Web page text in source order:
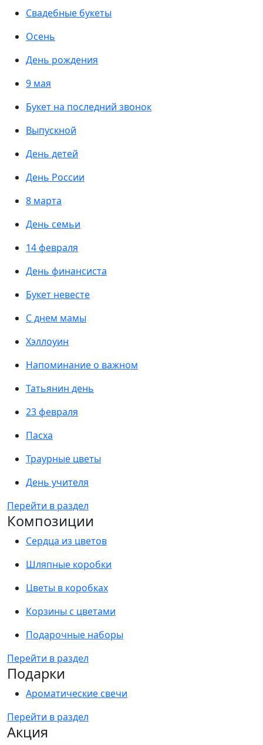
Свадебные букеты
Осень
День рождения
9 мая
Букет на последний звонок
Выпускной
День детей
День России
8 марта
День семьи
14 февраля
День финансиста
Букет невесте
С днем мамы
Хэллоуин
Напоминание о важном
Татьянин день
23 февраля
Пасха
Траурные цветы
День учителя
Перейти в раздел
Композиции
Сердца из цветов
Шляпные коробки
Цветы в коробках
Корзины с цветами
Подарочные наборы
Перейти в раздел
Подарки
Ароматические свечи
Перейти в раздел
Акция